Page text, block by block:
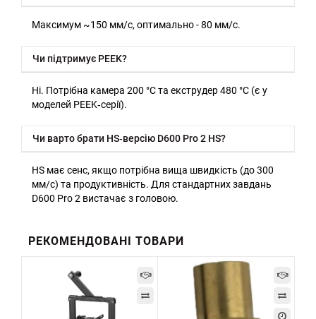
Максимум ~150 мм/с, оптимально - 80 мм/с.
Чи підтримує PEEK?
Ні. Потрібна камера 200 °C та екструдер 480 °C (є у
моделей PEEK‑серії).
Чи варто брати HS‑версію D600 Pro 2 HS?
HS має сенс, якщо потрібна вища швидкість (до 300
мм/с) та продуктивність. Для стандартних завдань
D600 Pro 2 вистачає з головою.
РЕКОМЕНДОВАНІ ТОВАРИ